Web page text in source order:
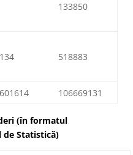
133850
518883
106669131
(în formatul
Statistică)